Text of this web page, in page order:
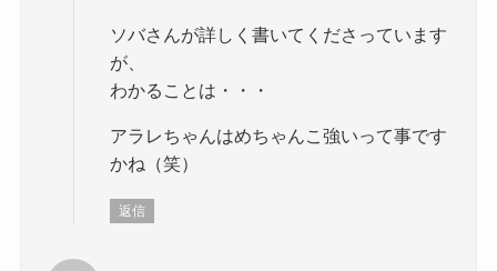
ソバさんが詳しく書いてくださっています
が、
わかることは・・・
アラレちゃんはめちゃんこ強いって事です
かね（笑）
返信